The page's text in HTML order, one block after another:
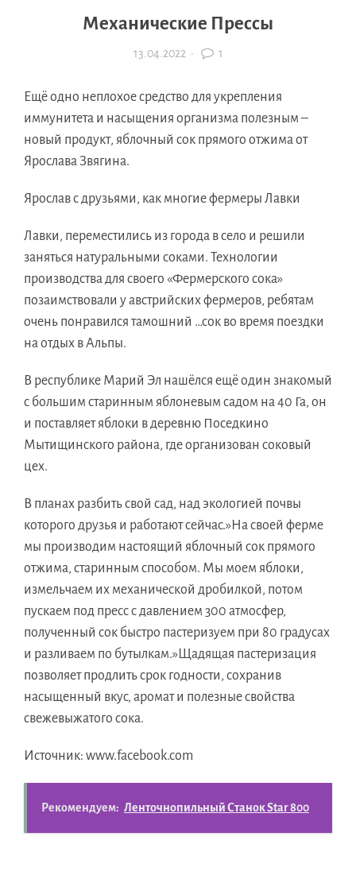
Механические Прессы
13.04.2022· 1
Ещё одно неплохое средство для укрепления
иммунитета и насыщения организма полезным –
новый продукт, яблочный сок прямого отжима от
Ярослава Звягина.
Ярослав с друзьями, как многие фермеры Лавки
Лавки, переместились из города в село и решили
заняться натуральными соками. Технологии
производства для своего «Фермерского сока»
позаимствовали у австрийских фермеров, ребятам
очень понравился тамошний …сок во время поездки
на отдых в Альпы.
В республике Марий Эл нашёлся ещё один знакомый
с большим старинным яблоневым садом на 40 Га, он
и поставляет яблоки в деревню Поседкино
Мытищинского района, где организован соковый
цех.
В планах разбить свой сад, над экологией почвы
которого друзья и работают сейчас.»На своей ферме
мы производим настоящий яблочный сок прямого
отжима, старинным способом. Мы моем яблоки,
измельчаем их механической дробилкой, потом
пускаем под пресс с давлением 300 атмосфер,
полученный сок быстро пастеризуем при 80 градусах
и разливаем по бутылкам.»Щадящая пастеризация
позволяет продлить срок годности, сохранив
насыщенный вкус, аромат и полезные свойства
свежевыжатого сока.
Источник: www.facebook.com
Рекомендуем: Ленточнопильный Станок Star 800